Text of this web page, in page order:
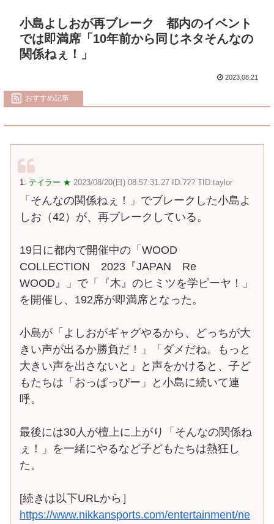
小島よしおが再ブレーク 都内のイベント
では即満席「10年前から同じネタそんなの
関係ねぇ！」
2023.08.21
おすすめ記事
1: テイラー ★ 2023/08/20(日) 08:57:31.27 ID:??? TID:taylor
「そんなの関係ねぇ！」でブレークした小島よ
しお（42）が、再ブレークしている。
19日に都内で開催中の「WOOD
COLLECTION 2023『JAPAN Re
WOOD』」で「『木』のヒミツを学ピーヤ！」
を開催し、192席が即満席となった。
小島が「よしおがギャグやるから、どっちが大
きい声が出るか勝負だ！」「ダメだね。もっと
大きい声を出さないと」と声をかけると、子ど
もたちは「おっぱっぴー」と小島に続いて連
呼。
最後には30人が檀上に上がり「そんなの関係ね
ぇ！」を一緒にやるなど子どもたちは熱狂し
た。
[続きは以下URLから］
https://www.nikkansports.com/entertainment/ne